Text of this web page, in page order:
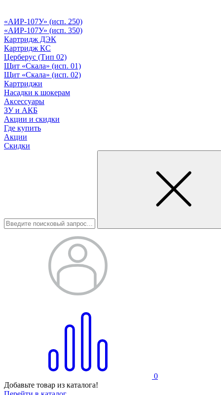
«АИР-107У» (исп. 250)
«АИР-107У» (исп. 350)
Картридж ДЭК
Картридж КС
Церберус (Тип 02)
Щит «Скала» (исп. 01)
Щит «Скала» (исп. 02)
Картриджи
Насадки к шокерам
Аксессуары
ЗУ и АКБ
Акции и скидки
Где купить
Акции
Скидки
0
Добавьте товар из каталога!